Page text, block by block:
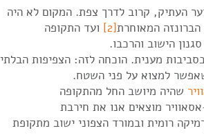
העתיק, קרוב לדרך צפת. המקום לא היה
המאוחרת[2]
ועד התקופה
הישוב והרכבו.
מענית. הוכחה לזה: הצפיפות הבלתי
שאפשר למצוא על פני השטח.
שהיה מיושב החל מהתקופה
מוצאים אנו את חירבת
רומית ובמורד הצפוני ישוב מתקופת